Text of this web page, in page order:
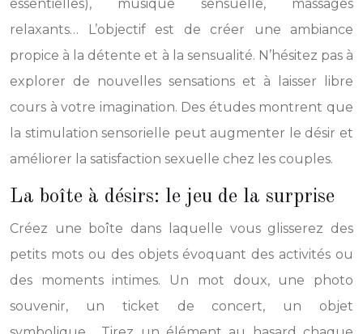
essentielles), musique sensuelle, massages
relaxants… L’objectif est de créer une ambiance
propice à la détente et à la sensualité. N’hésitez pas à
explorer de nouvelles sensations et à laisser libre
cours à votre imagination. Des études montrent que
la stimulation sensorielle peut augmenter le désir et
améliorer la satisfaction sexuelle chez les couples.
La boîte à désirs: le jeu de la surprise
Créez une boîte dans laquelle vous glisserez des
petits mots ou des objets évoquant des activités ou
des moments intimes. Un mot doux, une photo
souvenir, un ticket de concert, un objet